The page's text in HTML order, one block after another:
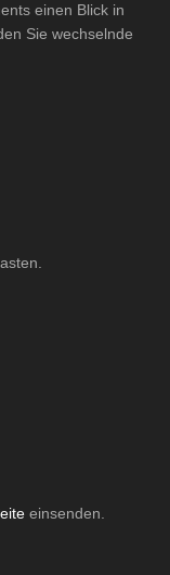
einen Blick in
Sie wechselnde
einsenden.